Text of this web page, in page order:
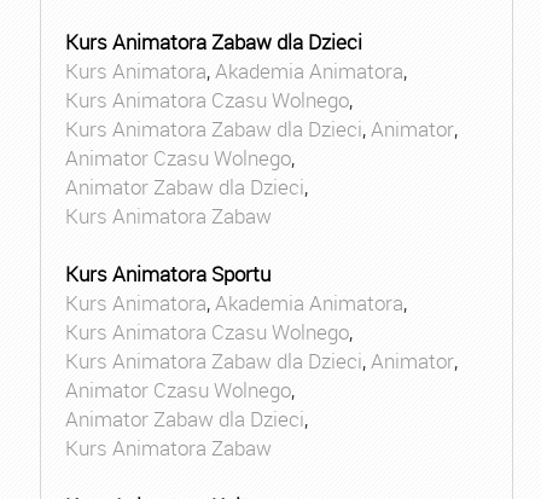
Kurs Animatora Zabaw dla Dzieci
Kurs Animatora,Akademia Animatora,
Kurs Animatora Czasu Wolnego,
Kurs Animatora Zabaw dla Dzieci,Animator,
Animator Czasu Wolnego,
Animator Zabaw dla Dzieci,
Kurs Animatora Zabaw
Kurs Animatora Sportu
Kurs Animatora,Akademia Animatora,
Kurs Animatora Czasu Wolnego,
Kurs Animatora Zabaw dla Dzieci,Animator,
Animator Czasu Wolnego,
Animator Zabaw dla Dzieci,
Kurs Animatora Zabaw